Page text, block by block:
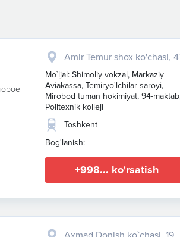
Amir Temur shox ko'chasi,
Mo`ljal: Shimoliy vokzal, Markaziy
Aviakassa, Temiryo'lchilar saroyi,
Mirobod tuman hokimiyat, 94-
Politexnik kolleji
Toshkent
Bog'lanish:
+998... ko'rsatish